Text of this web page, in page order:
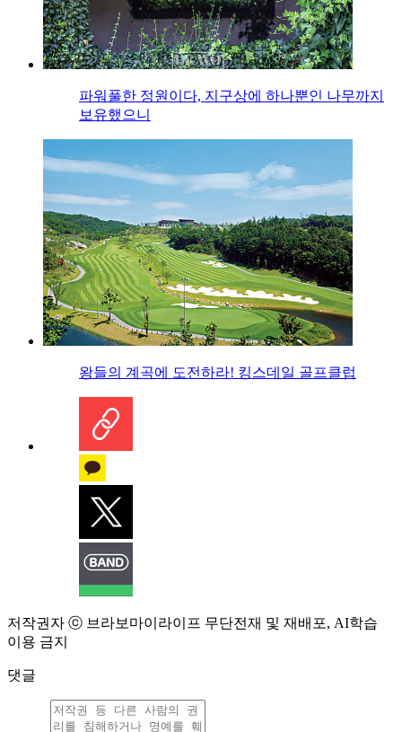
파워풀한 정원이다, 지구상에 하나뿐인 나무까지
보유했으니
왕들의 계곡에 도전하라! 킹스데일 골프클럽
저작권자 ⓒ 브라보마이라이프 무단전재 및 재배포, AI학습
이용 금지
댓글